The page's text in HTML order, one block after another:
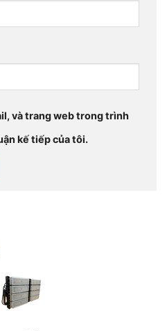
và trang web trong trình
kế tiếp của tôi.